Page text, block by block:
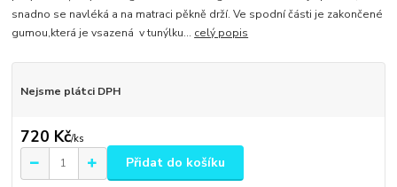
snadno se navléká a na matraci pěkně drží. Ve spodní části je zakončené
gumou,která je vsazená v tunýlku... celý popis
Nejsme plátci DPH
720 Kč/ks
Přidat do košíku